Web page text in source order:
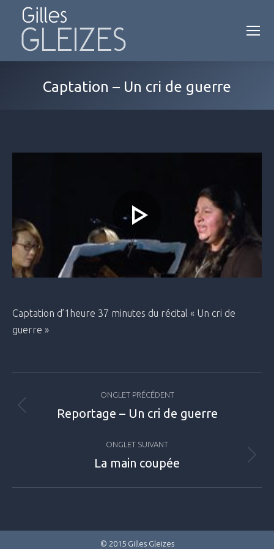
Captation – Un cri de guerre
Captation d’1heure 37 minutes du récital « Un cri de
guerre »
de
commentaire
ONGLET PRÉCÉDENT
Onglet
Reportage – Un cri de guerre
ONGLET SUIVANT
Projets
La main coupée
© 2015 Gilles Gleizes